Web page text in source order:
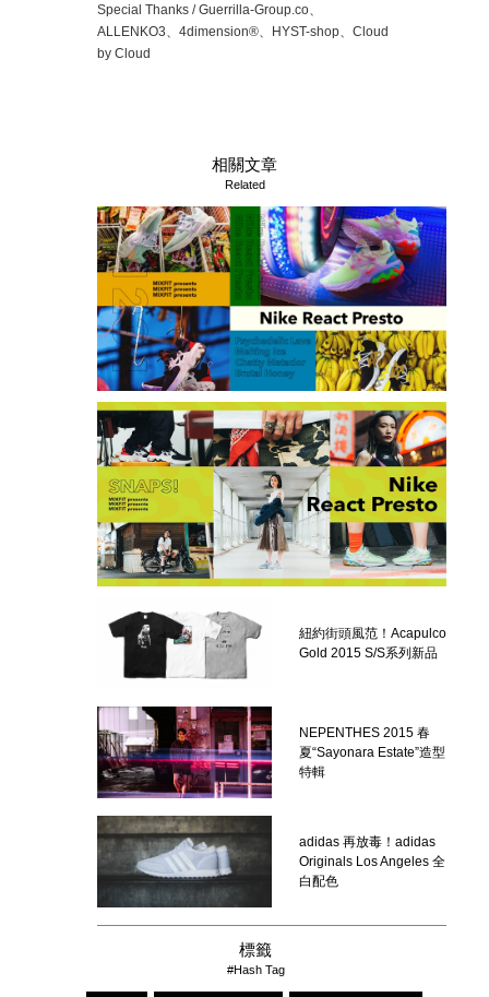
Special Thanks / Guerrilla-Group.co、
ALLENKO3、4dimension®、HYST-shop、Cloud
by Cloud
相關文章
Related
紐約街頭風范！Acapulco
Gold 2015 S/S系列新品
NEPENTHES 2015 春
夏“Sayonara Estate”造型
特輯
adidas 再放毒！adidas
Originals Los Angeles 全
白配色
標籤
#Hash Tag